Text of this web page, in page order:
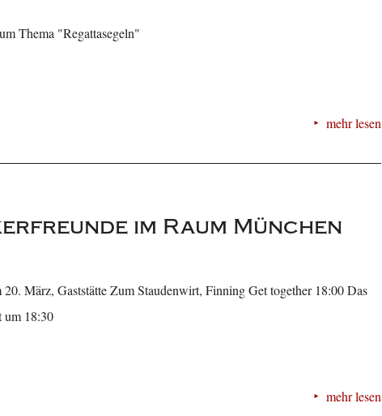
Thema "Regattasegeln"
mehr lesen
im Raum München
März, Gaststätte Zum Staudenwirt, Finning Get together 18:00 Das
um 18:30
mehr lesen